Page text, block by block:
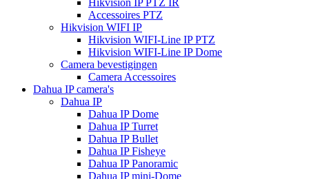
Hikvision IP PTZ IR
Accessoires PTZ
Hikvision WIFI IP
Hikvision WIFI-Line IP PTZ
Hikvision WIFI-Line IP Dome
Camera bevestigingen
Camera Accessoires
Dahua IP camera's
Dahua IP
Dahua IP Dome
Dahua IP Turret
Dahua IP Bullet
Dahua IP Fisheye
Dahua IP Panoramic
Dahua IP mini-Dome